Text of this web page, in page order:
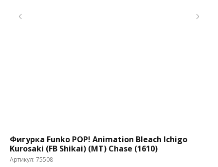
Фигурка Funko POP! Animation Bleach Ichigo
Kurosaki (FB Shikai) (MT) Chase (1610)
Артикул: 75508